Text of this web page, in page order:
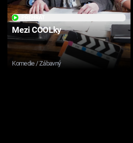
Mezi COOLky
Komedie / Zábavný